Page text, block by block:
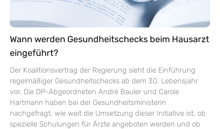
Wann werden Gesundheitschecks beim Hausarzt
eingeführt?
Der Koalitionsvertrag der Regierung sieht die Einführung
regelmäßiger Gesundheitschecks ab dem 30. Lebensjahr
vor. Die DP-Abgeordneten André Bauler und Carole
Hartmann haben bei der Gesundheitsministerin
nachgefragt, wie weit die Umsetzung dieser Initiative ist, ob
spezielle Schulungen für Ärzte angeboten werden und ob